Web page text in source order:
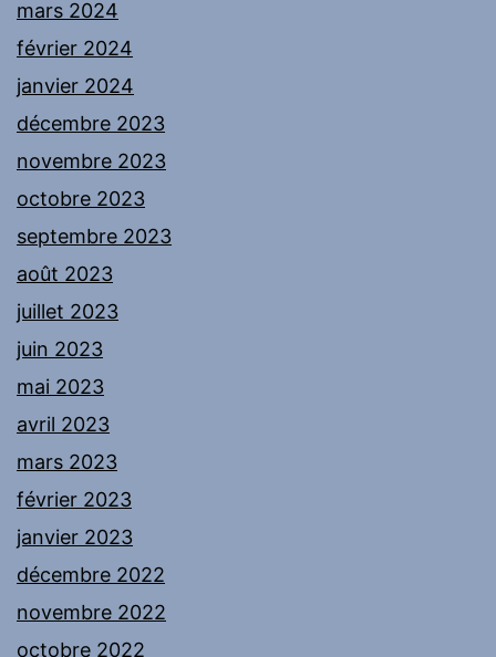
mars 2024
février 2024
janvier 2024
décembre 2023
novembre 2023
octobre 2023
septembre 2023
août 2023
juillet 2023
juin 2023
mai 2023
avril 2023
mars 2023
février 2023
janvier 2023
décembre 2022
novembre 2022
octobre 2022